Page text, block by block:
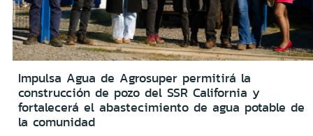
Impulsa Agua de Agrosuper permitirá la
construcción de pozo del SSR California y
fortalecerá el abastecimiento de agua potable de
la comunidad